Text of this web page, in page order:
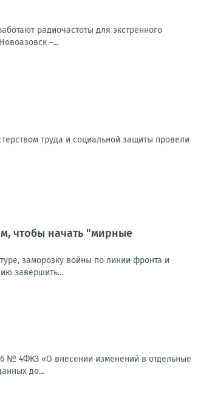
радиочастоты для экстренного
–...
труда и социальной защиты провели
чтобы начать "мирные
заморозку войны по линии фронта и
завершить...
№ 4ФКЗ «О внесении изменений в отдельные
до...